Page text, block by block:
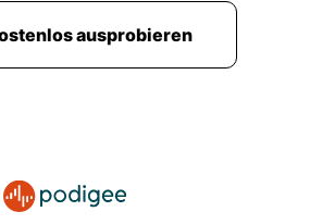
ausprobieren